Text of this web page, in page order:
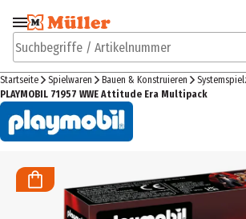
Zur Navigation
springen
Zum
Suchbegriffe / Artikelnummer
Startseite Spielwaren Bauen & Konstruieren
PLAYMOBIL 71957 WWE Attitude Era Multipack